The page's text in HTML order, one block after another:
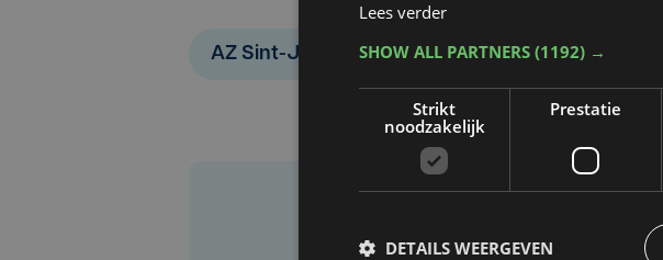
AZ Sint-Jan AZ Damiaan
Lees verder
SHOW ALL PARTNERS (1192) →
Strikt
noodzakelijk
Prestatie
DETAILS WEERGEVEN